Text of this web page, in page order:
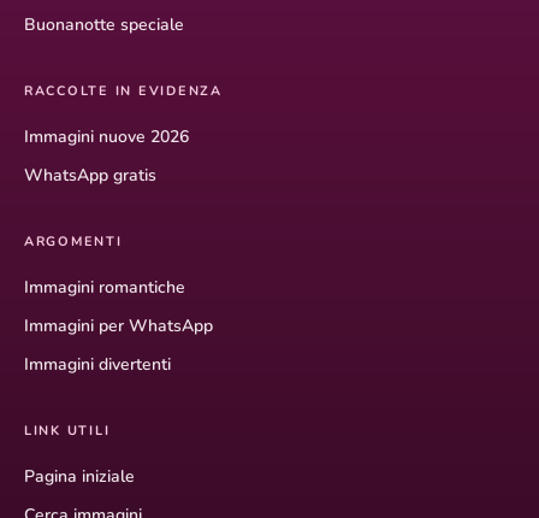
Buonanotte speciale
RACCOLTE IN EVIDENZA
Immagini nuove 2026
WhatsApp gratis
ARGOMENTI
Immagini romantiche
Immagini per WhatsApp
Immagini divertenti
LINK UTILI
Pagina iniziale